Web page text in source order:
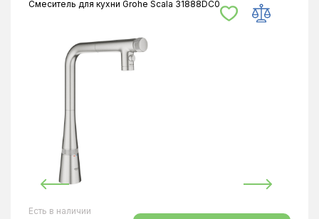
Смеситель для кухни Grohe Scala 31888DC0
Есть в наличии